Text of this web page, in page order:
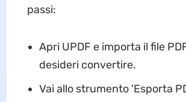
passi:
Apri UPDF e importa il file
desideri convertire.
Vai allo strumento 'Esporta